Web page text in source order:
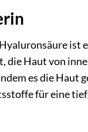
ist
die Haut von
es die Haut
für eine